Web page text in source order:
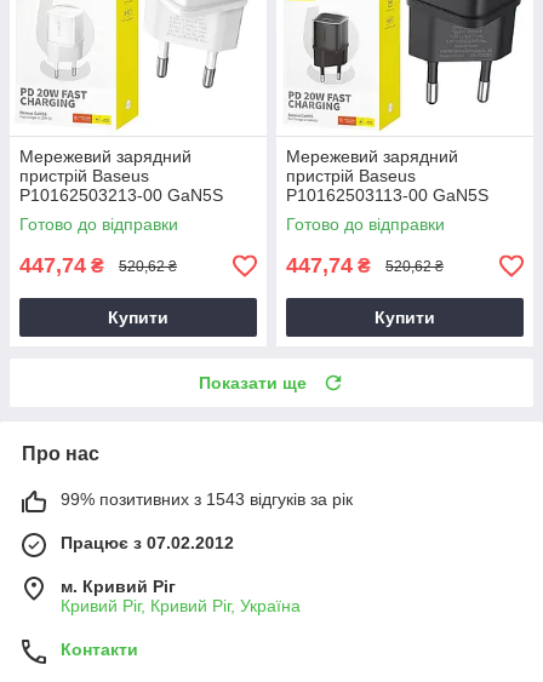
Мережевий зарядний
пристрій Baseus
P10162503213-00 GaN5S
QC3.0 (1Type-C/20W) білий,
зарядний пристрій для
телефону
Готово до відправки
447,74 ₴ 520,62 ₴
Купити
Мережевий зарядний
пристрій Baseus
P10162503113-00 GaN5S
QC3.0 (1Type-C/20W)
чорний, зарядний пристрій
для телефону
Готово до відправки
447,74 ₴ 520,62 ₴
Купити
Показати ще
Про нас
99% позитивних з 1543 відгуків за рік
Працює з 07.02.2012
м. Кривий Ріг
Кривий Ріг, Кривий Ріг, Україна
Контакти